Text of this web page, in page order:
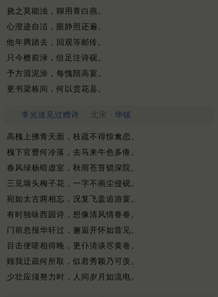
挠之莫能浊，聊用青白燕。
心澄迹自洁，眼静照还遍。
他年腾踏去，回观等邮传。
只今檐前渌，但足注诗砚。
予方混泥涂，每愧陪高宴。
更书梁栋间，何以贲花县。
李光道见过赠诗 北宋 · 华镇
高槐上拂青天面，枝疏不得惊禽恋。
槐下官曹何冷落，去马来牛色多倦。
春风绿杨暗虚室，秋雨苍苔锁深院。
三见墙头梅子花，一字不画尘侵砚。
宛如太古两相忘，况复飞盖追游宴。
有时独咏西园诗，想像清风情眷眷。
门前忽报华轩过，邂逅开怀如昔见。
目击便嗟相得晚，更仆清谈尽黄卷。
顾我迂疏何所取，似君秀颖乃可羡。
少壮应须努力时，人间岁月如流电。